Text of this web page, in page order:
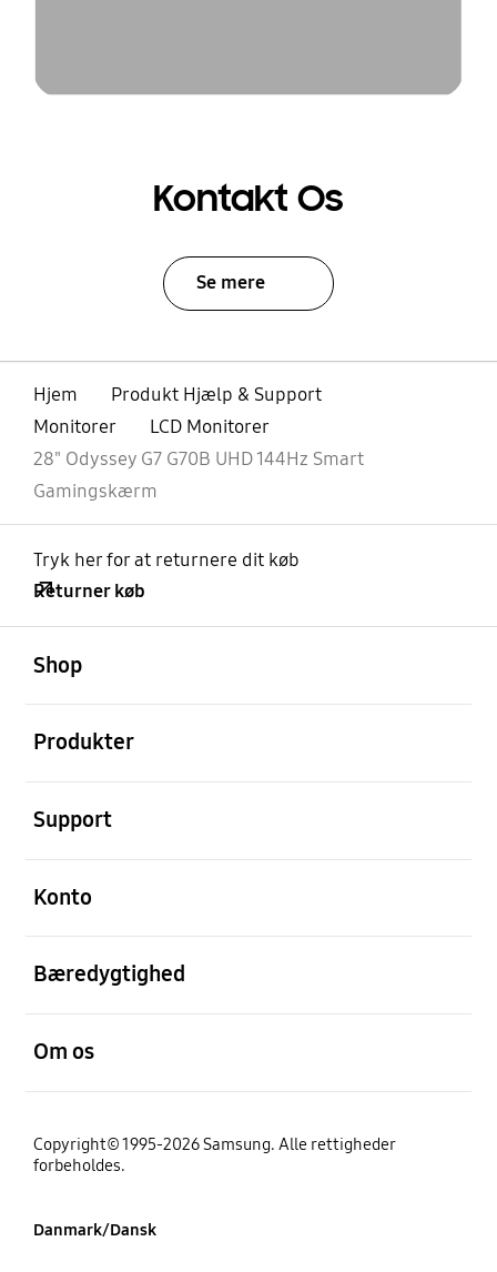
Kontakt Os
Se mere
Hjem
Produkt Hjælp & Support
Monitorer
LCD Monitorer
28" Odyssey G7 G70B UHD 144Hz Smart
Gamingskærm
Tryk her for at returnere dit køb
Returner køb
Shop
Produkter
Support
Konto
Bæredygtighed
Om os
Copyright© 1995-2026 Samsung. Alle rettigheder
forbeholdes.
Danmark/Dansk